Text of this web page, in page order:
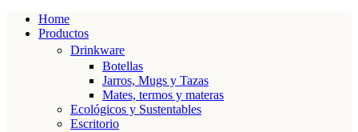
Home
Productos
Drinkware
Botellas
Jarros, Mugs y Tazas
Mates, termos y materas
Ecológicos y Sustentables
Escritorio